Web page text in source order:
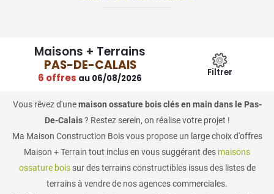
Maisons + Terrains
PAS-DE-CALAIS
6 offres au 06/08/2026
Filtrer
Vous rêvez d'unemaison ossature bois clés en main dans le Pas-
De-Calais? Restez serein, on réalise votre projet !
Ma Maison Construction Bois vous propose un large choix d'offres
Maison + Terrain tout inclus en vous suggérant des maisons
ossature boissur des terrains constructibles issus des listes de
terrains à vendre de nos agences commerciales.